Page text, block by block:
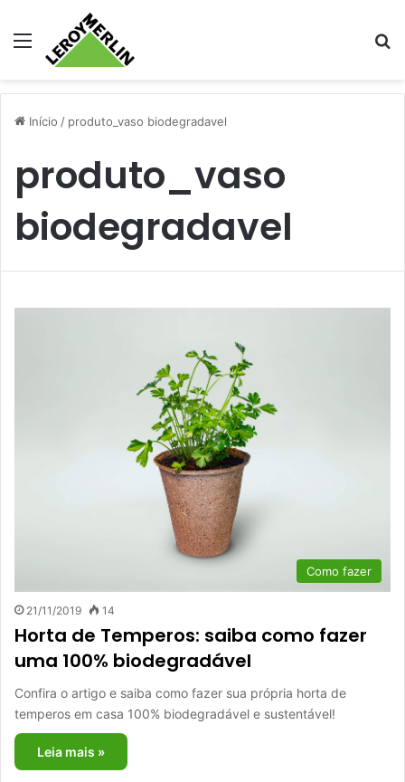
Menu
Início / produto_vaso biodegradavel
produto_vaso
biodegradavel
Como fazer
21/11/2019 14
Horta de Temperos: saiba como fazer
uma 100% biodegradável
Confira o artigo e saiba como fazer sua própria horta de
temperos em casa 100% biodegradável e sustentável!
Leia mais »